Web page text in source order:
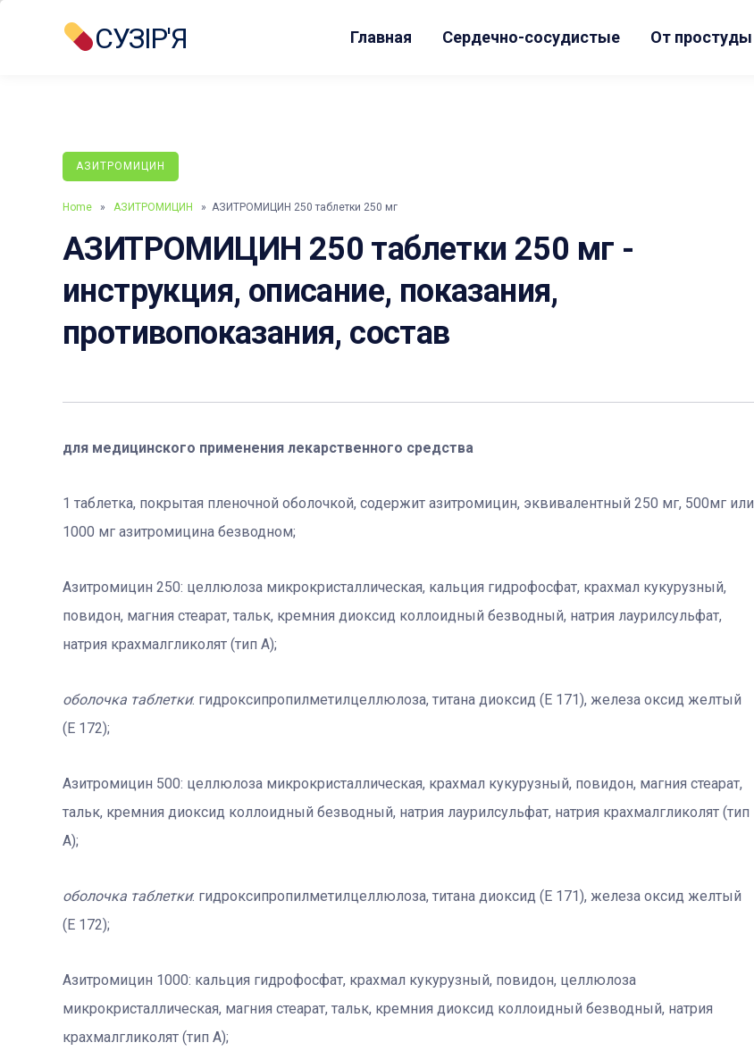
СУЗІР'Я Главная Сердечно-сосудистые От простуды
АЗИТРОМИЦИН
Home » АЗИТРОМИЦИН » АЗИТРОМИЦИН 250 таблетки 250 мг
АЗИТРОМИЦИН 250 таблетки 250 мг -
инструкция, описание, показания,
противопоказания, состав
для медицинского применения лекарственного средства
1 таблетка, покрытая пленочной оболочкой, содержит азитромицин, эквивалентный 250 мг, 500мг или
1000 мг азитромицина безводном;
Азитромицин 250: целлюлоза микрокристаллическая, кальция гидрофосфат, крахмал кукурузный,
повидон, магния стеарат, тальк, кремния диоксид коллоидный безводный, натрия лаурилсульфат,
натрия крахмалгликолят (тип А);
оболочка таблетки: гидроксипропилметилцеллюлоза, титана диоксид (E 171), железа оксид желтый
(Е 172);
Азитромицин 500: целлюлоза микрокристаллическая, крахмал кукурузный, повидон, магния стеарат,
тальк, кремния диоксид коллоидный безводный, натрия лаурилсульфат, натрия крахмалгликолят (тип
А);
оболочка таблетки: гидроксипропилметилцеллюлоза, титана диоксид (E 171), железа оксид желтый
(Е 172);
Азитромицин 1000: кальция гидрофосфат, крахмал кукурузный, повидон, целлюлоза
микрокристаллическая, магния стеарат, тальк, кремния диоксид коллоидный безводный, натрия
крахмалгликолят (тип А);